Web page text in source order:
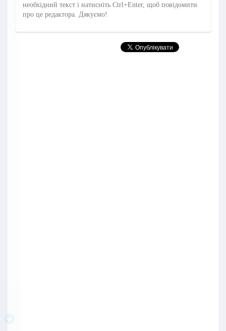
необхідний текст і натисніть Ctrl+Enter, щоб повідомити
про це редактора. Дякуємо!